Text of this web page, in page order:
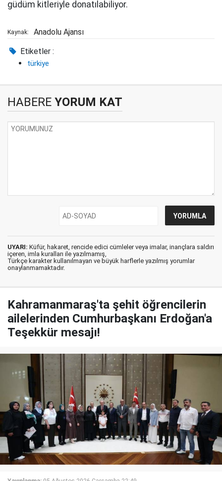
güdüm kitleriyle donatılabiliyor.
Kaynak: Anadolu Ajansı
Etiketler :
türkiye
HABERE YORUM KAT
UYARI: Küfür, hakaret, rencide edici cümleler veya imalar, inançlara saldırı
içeren, imla kuralları ile yazılmamış,
Türkçe karakter kullanılmayan ve büyük harflerle yazılmış yorumlar
onaylanmamaktadır.
Kahramanmaraş'ta şehit öğrencilerin
ailelerinden Cumhurbaşkanı Erdoğan'a
Teşekkür mesajı!